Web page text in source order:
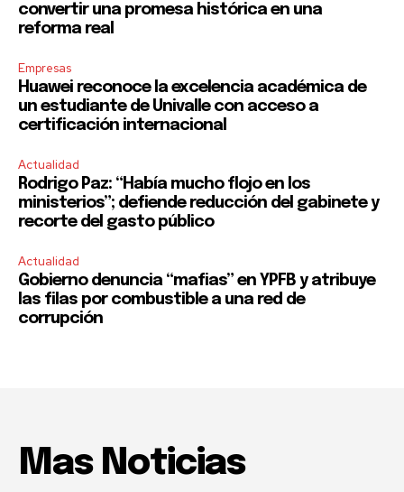
convertir una promesa histórica en una
reforma real
Empresas
Huawei reconoce la excelencia académica de
un estudiante de Univalle con acceso a
certificación internacional
Actualidad
Rodrigo Paz: “Había mucho flojo en los
ministerios”; defiende reducción del gabinete y
recorte del gasto público
Actualidad
Gobierno denuncia “mafias” en YPFB y atribuye
las filas por combustible a una red de
corrupción
Mas Noticias